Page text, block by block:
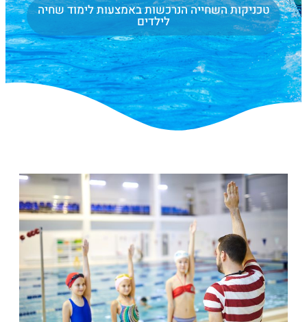
טכניקות השחייה הנרכשות באמצעות לימוד שחיה
לילדים